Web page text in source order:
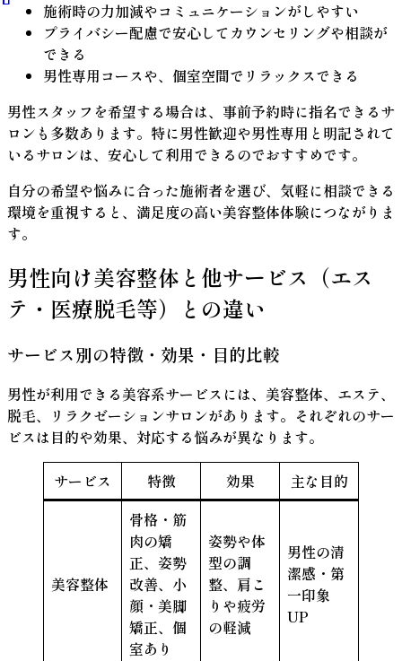
施術時の力加減やコミュニケーションがしやすい
プライバシー配慮で安心してカウンセリングや相談が
できる
男性専用コースや、個室空間でリラックスできる
男性スタッフを希望する場合は、事前予約時に指名できるサ
ロンも多数あります。特に男性歓迎や男性専用 と明記されて
いるサロンは、安心して利用できるのでおすすめです。
自分の希望や悩みに合った施術者を選び、気軽に相談できる
環境を重視すると、満足度の高い美容整体体験につながりま
す。
男性向け美容整体と他サービス（エス
テ・医療脱毛等）との違い
サービス別の特徴・効果・目的比較
男性が利用できる美容系サービスには、美容整体、エステ、
脱毛、リラクゼーションサロンがあります。それぞれのサー
ビスは目的や効果、対応する悩みが異なります。
サービス 特徴 効果 主な目的
美容整体
骨格・筋
肉の矯
正、姿勢
改善、小
顔・美脚
矯正、個
室あり
姿勢や体
型の調
整、肩こ
りや疲労
の軽減
男性の清
潔感・第
一印象
UP